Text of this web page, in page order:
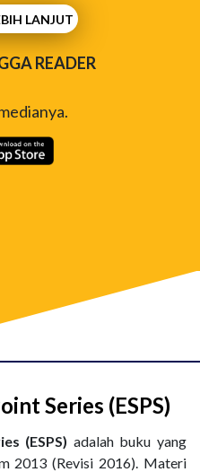
LANJUT
READER
Series (ESPS)
(ESPS) adalah buku yang
2013 (Revisi 2016). Materi